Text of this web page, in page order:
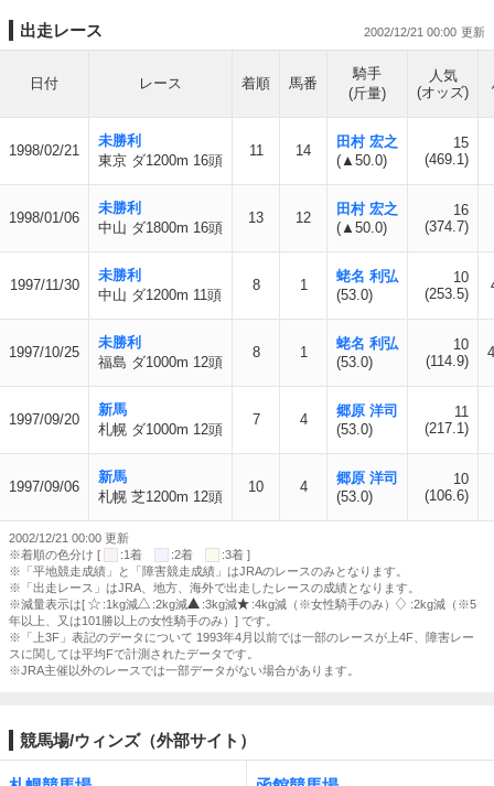
出走レース 2002/12/21 00:00
日付 レース 着順 馬番
騎手
(斤量)
人気
(オッズ)
1998/02/21
未勝利
東京 ダ1200m 16頭
11 14
田村 宏之
(▲50.0)
15
(469.1)
1998/01/06
未勝利
中山 ダ1800m 16頭
13 12
田村 宏之
(▲50.0)
16
(374.7)
1997/11/30
未勝利
中山 ダ1200m 11頭
8 1
蛯名 利弘
(53.0)
10
(253.5)
1997/10/25
未勝利
福島 ダ1000m 12頭
8 1
蛯名 利弘
(53.0)
10
(114.9)
1997/09/20
新馬
札幌 ダ1000m 12頭
7 4
郷原 洋司
(53.0)
11
(217.1)
1997/09/06
新馬
札幌 芝1200m 12頭
10 4
郷原 洋司
(53.0)
10
(106.6)
2002/12/21 00:00 更新
※着順の色分け [
:1着 :2着
:3着 ]
※「平地競走成績」と「障害競走成績」はJRAのレースのみとなります。
※「出走レース」はJRA、地方、海外で出走したレースの成績となります。
※減量表示は[
:1kg減 :2kg減 :3kg減 :4kg減（※女性騎手のみ）
:2kg減（※5
年以上、又は101勝以上の女性騎手のみ）] です。
※「上3F」表記のデータについて 1993年4月以前では一部のレースが上4F、障害レー
スに関しては平均Fで計測されたデータです。
※JRA主催以外のレースでは一部データがない場合があります。
競馬場/ウィンズ（外部サイト）